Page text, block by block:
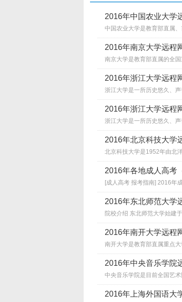
2016年中国农业大学
中国农业大学是教育部直属
2016年南京大学远程
南京大学是教育部直属的全
2016年浙江大学远程
浙江大学是一所历史悠久、
2016年浙江大学远程
浙江大学是一所历史悠久、
2016年北京科技大学
北京科技大学是1952年由北
2016年各地成人高考
[成人高考 报考指南] 2016年
2016年东北师范大学
院校介绍 东北师范大学始建
2016年南开大学远程
南开大学是教育部直属重点
2016年中央音乐学院
中央音乐学院是目前全国艺
2016年上海外国语大